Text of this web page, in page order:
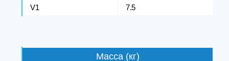
V1 7.5
Масса (кг)